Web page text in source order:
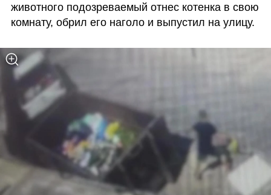
животного подозреваемый отнес котенка в свою
комнату, обрил его наголо и выпустил на улицу.